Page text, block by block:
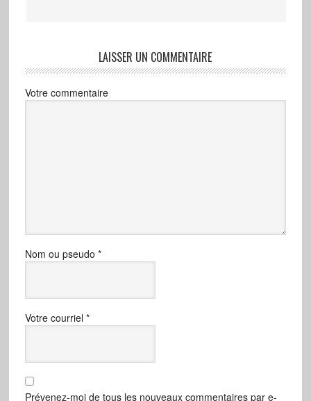
LAISSER UN COMMENTAIRE
Votre commentaire
Nom ou pseudo *
Votre courriel *
Prévenez-moi de tous les nouveaux commentaires par e-